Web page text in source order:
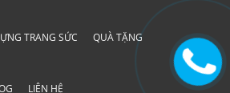
TRANG SỨC QUÀ TẶNG
LIÊN HỆ